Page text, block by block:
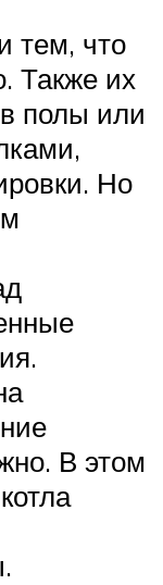
тем, что
Также их
полы или
Но
В этом